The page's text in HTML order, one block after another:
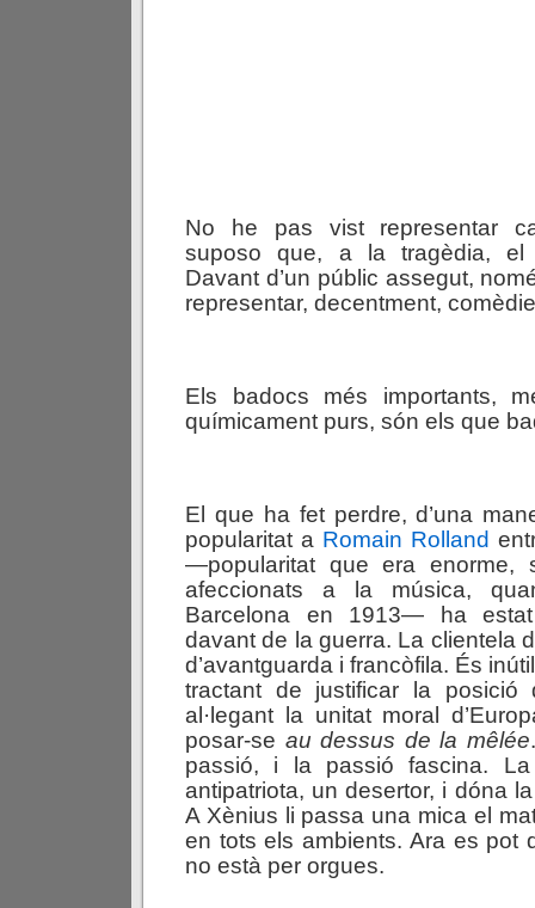
No he pas vist representar
suposo que, a la tragèdia, el
Davant d’un públic assegut,
representar, decentment,
Els badocs més importants,
químicament purs, són els que
El que ha fet perdre, d’una
popularitat a Romain Rolland
—popularitat que era enorme,
afeccionats a la música,
Barcelona en 1913— ha
davant de la guerra. La clientela
d’avantguarda i francòfila. És
tractant de justificar la posició
al·legant la unitat moral
posar-se au dessus de la mêlée
passió, i la passió fascina.
antipatriota, un desertor, i dóna
A Xènius li passa una mica el
en tots els ambients. Ara es pot
no està per orgues.